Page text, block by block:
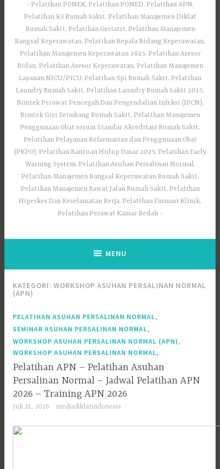
Pelatihan PONEK, Pelatihan PONED, Pelatihan APN,
Pelatihan K3 Rumah Sakit, Pelatihan Manajemen Diklat
Rumah Sakit, Pelatihan Geriatri, Pelatihan Manajemen
Bangsal Keperawatan, Pelatihan Kepala Bidang Keperawatan,
Pelatihan Manajemen Keperawatan 2025, Pelatihan Asesor
Bidan, Pelatihan Asesor Keperawatan, Pelatihan Manajemen
Layanan NICU/PICU, Pelatihan Spi Rumah Sakit, Pelatihan
Laundry Rumah Sakit, Pelatihan Laundry Rumah Sakit 2025,
Bimtek Perawat Pencegah Dan Pengendalian Infeksi (IPCN),
Bimtek Gizi Seimbang Rumah Sakit, Pelatihan Manajemen
Penggunaan Obat sesuai Standar Akreditasi Rumah Sakit,
Pelatihan Pelayanan Kefarmasian dan Penggunaan Obat
(PKPO), Pelatihan Bantuan Hidup Dasar 2025, Pelatihan Early
Warning System, Pelatihan Asuhan Persalinan Normal,
Pelatihan Manajemen Bangsal Keperawatan Rumah Sakit,
Pelatihan Manajemen Rawat Jalan Rumah Sakit, Pelatihan
Hiperkes Dan Keselamatan Kerja, Pelatihan Farmasi Klinik,
Pelatihan Perawat Kamar Bedah
MENU
KATEGORI:WORKSHOP ASUHAN PERSALINAN NORMAL
(APN)
PELATIHAN ASUHAN PERSALINAN NORMAL
SEMINAR ASUHAN PERSALINAN NORMAL
WORKSHOP ASUHAN PERSALINAN NORMAL (APN)
WORKSHOP ASUHAN PERSALINAN NORMAL,
Pelatihan APN – Pelatihan Asuhan
Persalinan Normal – Jadwal Pelatihan APN
2026 – Training APN 2026
Juli 21, 2026 mediadiklatindonesia